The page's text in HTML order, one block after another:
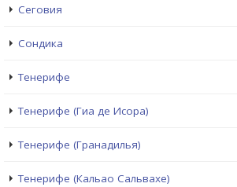
Сеговия
Сондика
Тенерифе
Тенерифе (Гиа де Исора)
Тенерифе (Гранадилья)
Тенерифе (Кальао Сальвахе)